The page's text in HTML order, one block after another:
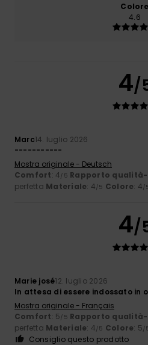
Colore
4.6
4/
Marc14. luglio 2026
-----------
Mostra originale - Deutsch
Comfort: 4/5 Rapporto qualità-
perfetta Materiale: 4/5 Colore: 4/
4/
Marie josé12. luglio 2026
In attesa di essere indossato in
Mostra originale - Français
Comfort: 5/5 Rapporto qualità-
perfetta Materiale: 4/5 Colore: 5/
Consiglio questo prodotto